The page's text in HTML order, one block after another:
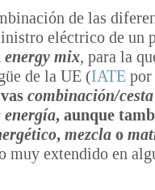
de las
eléctrico de un
energy mix, para la
de la UE (IATE por
combinación/
energía, aunque
, mezcla o
muy extendido en